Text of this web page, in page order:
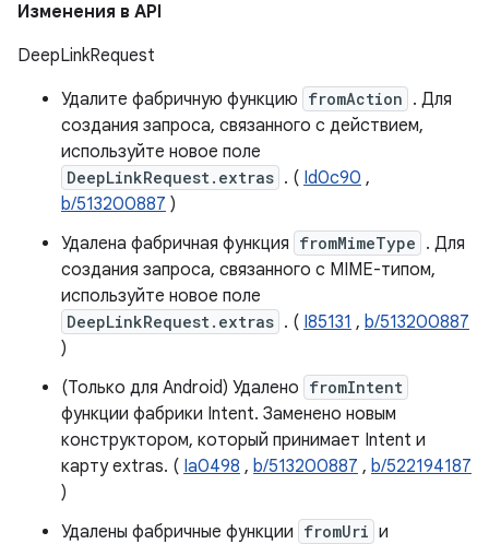
Изменения в API
DeepLinkRequest
Удалите фабричную функцию fromAction . Для
создания запроса, связанного с действием,
используйте новое поле
DeepLinkRequest.extras . ( Id0c90 ,
b/513200887 )
Удалена фабричная функция fromMimeType . Для
создания запроса, связанного с MIME-типом,
используйте новое поле
DeepLinkRequest.extras . ( I85131 , b/513200887
)
(Только для Android) Удалено fromIntent
функции фабрики Intent. Заменено новым
конструктором, который принимает Intent и
карту extras. ( Ia0498 , b/513200887 , b/522194187
)
Удалены фабричные функции fromUri и